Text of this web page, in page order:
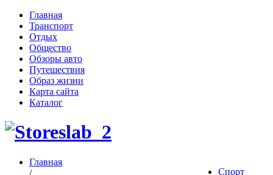
Главная
Транспорт
Отдых
Общество
Обзоры авто
Путешествия
Образ жизни
Карта сайта
Каталог
Спорт
Главная
/